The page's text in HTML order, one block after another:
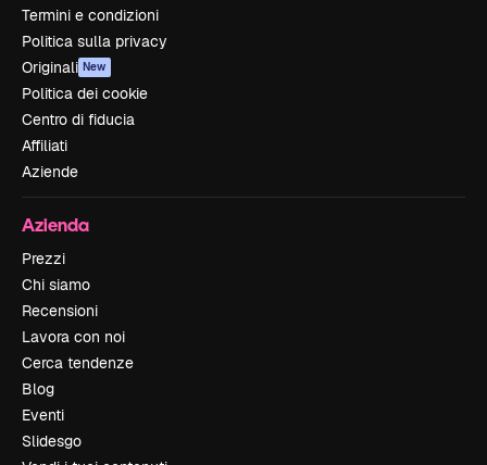
Termini e condizioni
Politica sulla privacy
Originali New
Politica dei cookie
Centro di fiducia
Affiliati
Aziende
Azienda
Prezzi
Chi siamo
Recensioni
Lavora con noi
Cerca tendenze
Blog
Eventi
Slidesgo